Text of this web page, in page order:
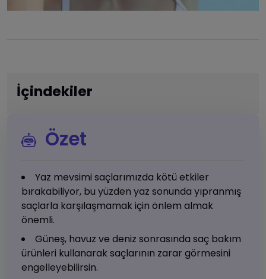
İçindekiler
Özet
Yaz mevsimi saçlarımızda kötü etkiler
bırakabiliyor, bu yüzden yaz sonunda yıpranmış
saçlarla karşılaşmamak için önlem almak
önemli.
Güneş, havuz ve deniz sonrasında saç bakım
ürünleri kullanarak saçlarının zarar görmesini
engelleyebilirsin.